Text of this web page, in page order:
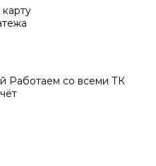
Работаем со всеми ТК